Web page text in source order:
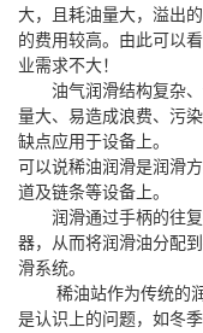
大，且耗油量大，溢出
的费用较高。由此可以
业需求不大！
油气润滑结构复杂
量大、易造成浪费、污
缺点应用于设备上。
可以说稀油润滑是润滑
道及链条等设备上。
润滑通过手柄的往
器，从而将润滑油分配
滑系统。
稀油站作为传统的
是认识上的问题，如冬